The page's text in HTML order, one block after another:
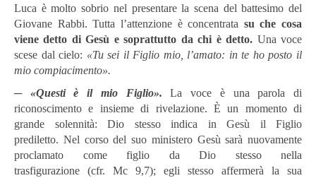
Luca è molto sobrio nel presentare la scena del battesimo del
Giovane Rabbi. Tutta l’attenzione è concentrata su che cosa
viene detto di Gesù e soprattutto da chi è detto. Una voce
scese dal cielo: «Tu sei il Figlio mio, l’amato: in te ho posto il
mio compiacimento».
─ «Questi è il mio Figlio».
La voce è una parola di
riconoscimento e insieme di rivelazione. È un momento di
grande solennità: Dio stesso indica in Gesù il Figlio
prediletto. Nel corso del suo ministero Gesù sarà nuovamente
proclamato come figlio da Dio stesso nella
trasfigurazione (cfr. Mc 9,7); egli stesso affermerà la sua